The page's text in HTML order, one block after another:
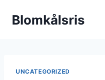
Blomkålsris
UNCATEGORIZED